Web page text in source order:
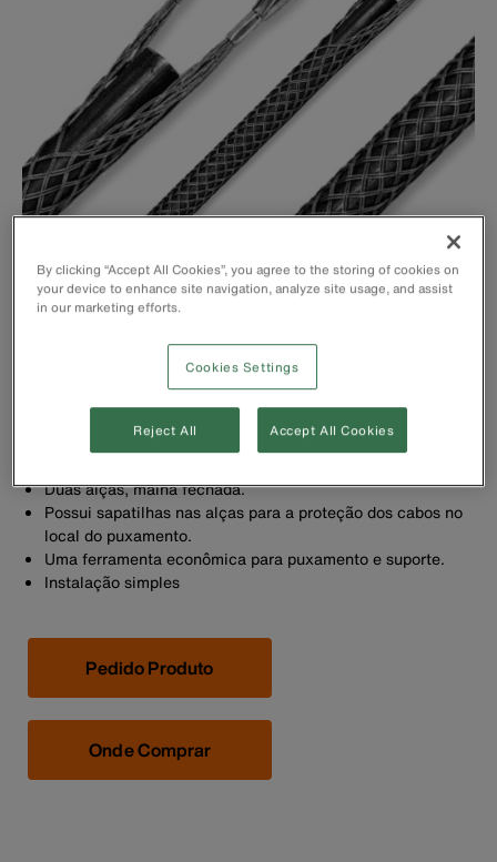
Duas alças, malha fechada.
Possui sapatilhas nas alças para a proteção dos cabos no
local do puxamento.
Uma ferramenta econômica para puxamento e suporte.
Instalação simples
Pedido Produto
Onde Comprar
By clicking “Accept All Cookies”, you agree to the storing of cookies on
your device to enhance site navigation, analyze site usage, and assist
in our marketing efforts.
Cookies Settings
Reject All Accept All Cookies